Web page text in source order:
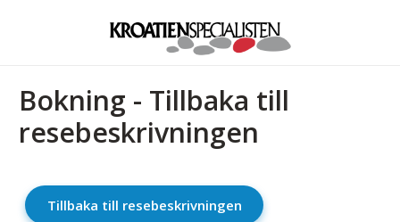
Bokning - Tillbaka till
resebeskrivningen
Tillbaka till resebeskrivningen